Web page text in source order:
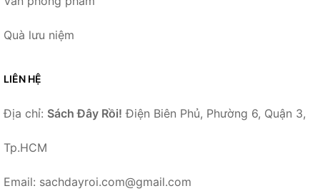
Quà lưu niệm
LIÊN HỆ
Địa chỉ: Sách Đây Rồi! Điện Biên Phủ, Phường 6, Quận 3,
Tp.HCM
Email: sachdayroi.com@gmail.com